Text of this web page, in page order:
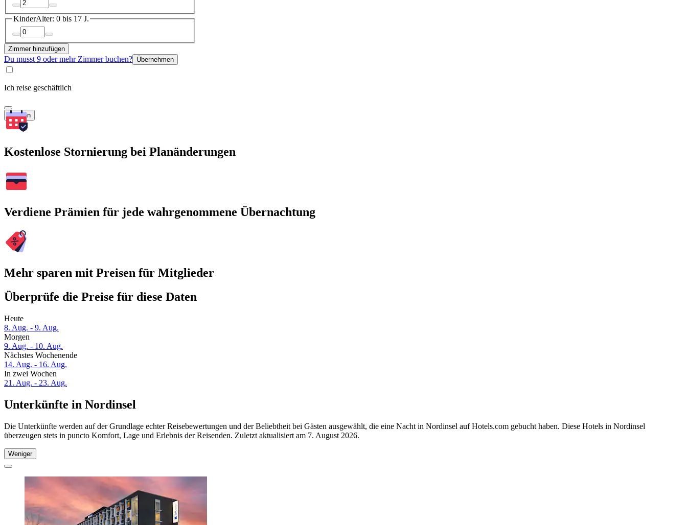
KinderAlter: 0 bis 17 J.
Zimmer hinzufügen
Du musst 9 oder mehr Zimmer buchen? Übernehmen
Ich reise geschäftlich
Suchen
Kostenlose Stornierung bei Planänderungen
Verdiene Prämien für jede wahrgenommene Übernachtung
Mehr sparen mit Preisen für Mitglieder
Überprüfe die Preise für diese Daten
Heute
8. Aug. - 9. Aug.
Morgen
9. Aug. - 10. Aug.
Nächstes Wochenende
14. Aug. - 16. Aug.
In zwei Wochen
21. Aug. - 23. Aug.
Unterkünfte in Nordinsel
Die Unterkünfte werden auf der Grundlage echter Reisebewertungen und der Beliebtheit bei Gästen ausgewählt, die eine Nacht in Nordinsel auf Hotels.com gebucht haben. Diese Hotels in Nordinsel
überzeugen stets in puncto Komfort, Lage und Erlebnis der Reisenden. Zuletzt aktualisiert am 7. August 2026.
Weniger